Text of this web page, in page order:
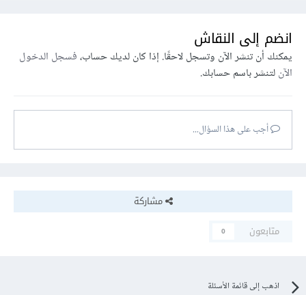
انضم إلى النقاش
يمكنك أن تنشر الآن وتسجل لاحقًا. إذا كان لديك حساب،فسجل الدخول
الآنلتنشر باسم حسابك.
أجب على هذا السؤال...
مشاركة
متابعون
0
اذهب إلى قائمة الأسئلة